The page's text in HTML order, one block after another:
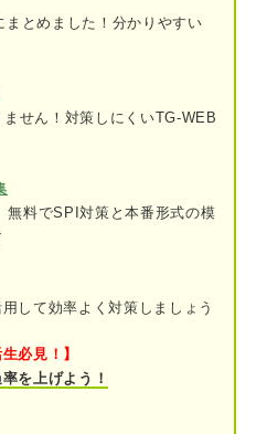
易度：★★★☆☆）
易度：★★★☆☆）
易度：★★★☆☆）
易度：★★★☆☆）
易度：★★★☆☆）
易度：★★★☆☆）
易度：★★★☆☆）
とめました！分かりやすい
せん！対策しにくいTG-WEB
無料でSPI対策と本番形式の模
して効率よく対策しましょう
必見！】
を上げよう！